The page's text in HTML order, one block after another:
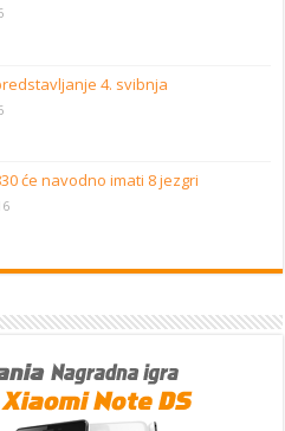
4. svibnja
će navodno imati 8 jezgri